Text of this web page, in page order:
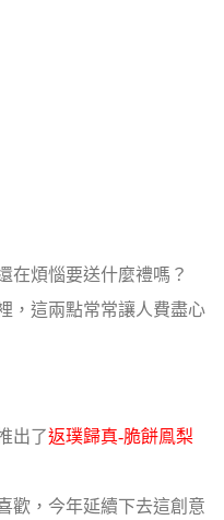
在煩惱要送什麼禮嗎？
，這兩點常常讓人費盡心
出了返璞歸真-脆餅鳯梨
歡，今年延續下去這創意